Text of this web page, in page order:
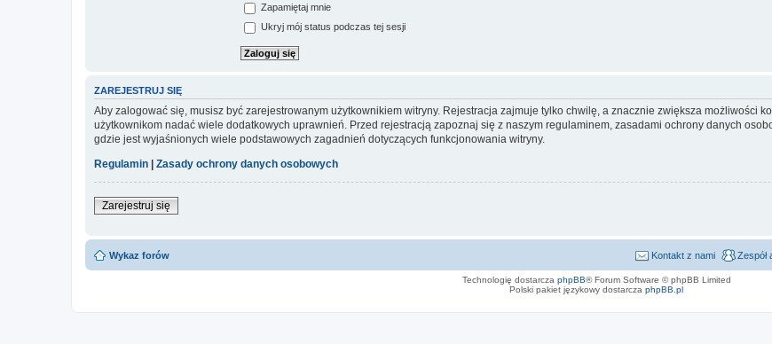
Zapamiętaj mnie
Ukryj mój status podczas tej sesji
ZAREJESTRUJ SIĘ
Aby zalogować się, musisz być zarejestrowanym użytkownikiem witryny. Rejestracja zajmuje tylko chwilę, a znacznie zwiększa możliwości
użytkownikom nadać wiele dodatkowych uprawnień. Przed rejestracją zapoznaj się z naszym regulaminem, zasadami ochrony danych
gdzie jest wyjaśnionych wiele podstawowych zagadnień dotyczących funkcjonowania witryny.
Regulamin
Zasady ochrony danych osobowych
Zarejestruj się
Wykaz forów Zespół
Kontakt z nami
Technologię dostarcza phpBB® Forum Software © phpBB Limited
Polski pakiet językowy dostarcza phpBB.pl